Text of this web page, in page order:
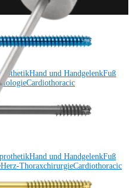
Hand und HandgelenkFuß
Cardiothoracic
Hand und HandgelenkFuß
Herz-ThoraxchirurgieCardiothoracic